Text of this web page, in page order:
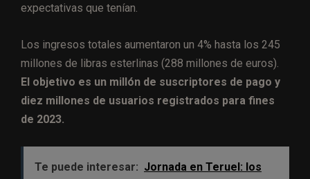
expectativas que tenían.
Los ingresos totales aumentaron un 4% hasta los 245
millones de libras esterlinas (288 millones de euros).
El objetivo es un millón de suscriptores de pago y
diez millones de usuarios registrados para fines
de 2023.
Te puede interesar: Jornada en Teruel: los